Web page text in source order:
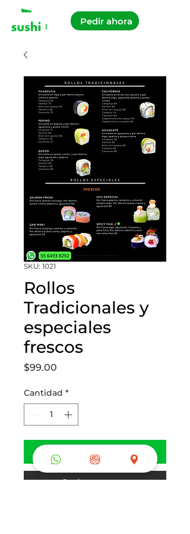
Pedir ahora
SKU: 1021
Rollos
Tradicionales y
especiales
frescos
$99.00
Cantidad *
Agregar al carrito
Realizar compra